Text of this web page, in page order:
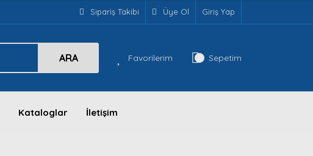
Sipariş Takibi Üye Ol Giriş Yap
ARA Favorilerim Sepetim
Kataloglar İletişim